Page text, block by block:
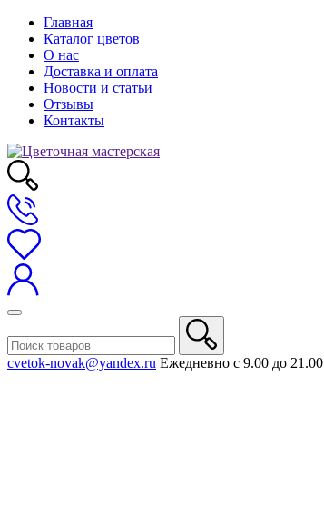
Главная
Каталог цветов
О нас
Доставка и оплата
Новости и статьи
Отзывы
Контакты
cvetok-novak@yandex.ru Ежедневно с 9.00 до 21.00